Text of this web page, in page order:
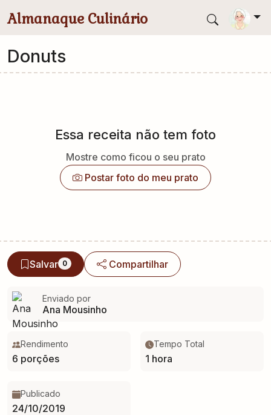
Almanaque Culinário
Donuts
Essa receita não tem foto
Mostre como ficou o seu prato
Postar foto do meu prato
Salvar 0 Compartilhar
Enviado por
Ana Mousinho
Rendimento
6 porções
Tempo Total
1 hora
Publicado
24/10/2019